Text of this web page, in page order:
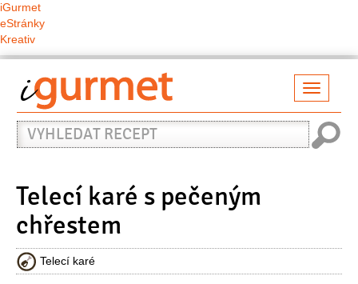
iGurmet
eStránky
Kreativ
Vyhledat
recept
Telecí karé s pečeným
chřestem
Telecí karé